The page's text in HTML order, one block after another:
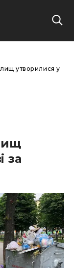
утворилися у
за